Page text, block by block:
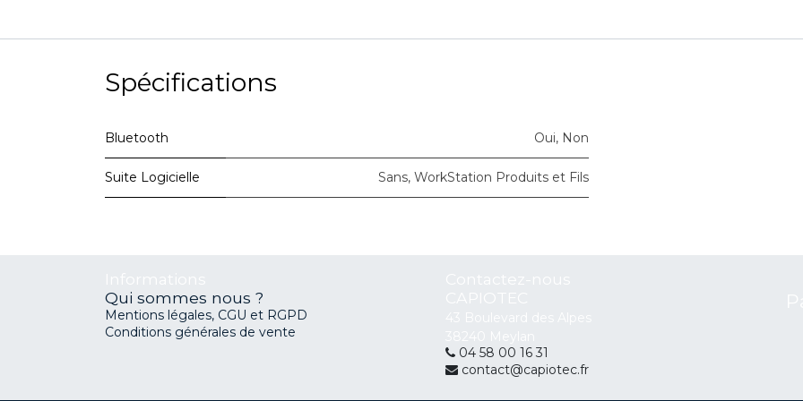
Spécifications
Bluetooth Oui, Non
Suite Logicielle Sans, WorkStation Produits et Fils
Qui sommes nous ?
Mentions légales, CGU et RGPD
Conditions générales de vente
04 58 00 16 31
contact@capiotec.fr